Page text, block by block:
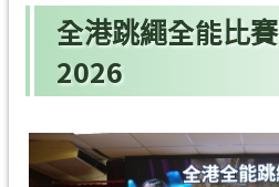
全港跳繩全能比賽
2026